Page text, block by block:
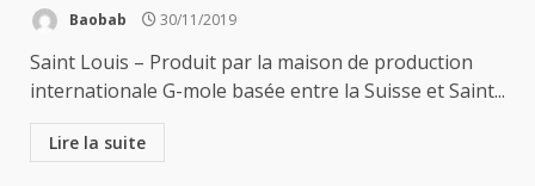
Baobab 30/11/2019
Saint Louis – Produit par la maison de production
internationale G-mole basée entre la Suisse et Saint...
Lire la suite